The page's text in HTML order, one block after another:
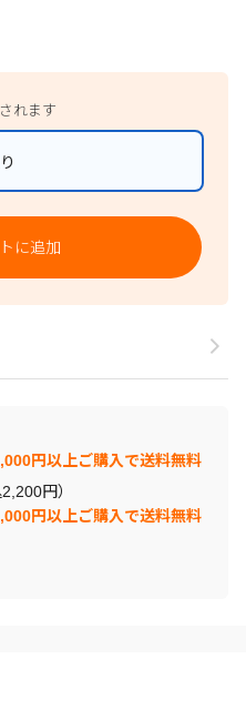
れます
に追加
円以上ご購入で送料無料
円）
円以上ご購入で送料無料